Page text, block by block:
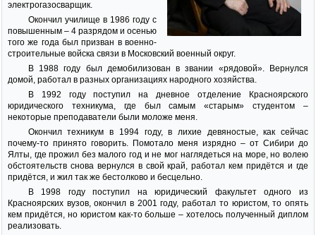
электрогазосварщик.
Окончил училище в 1986 году с
повышенным – 4 разрядом и осенью
того же года был призван в военно-
строительные войска связи в Московский военный округ.
В 1988 году был демобилизован в звании «рядовой». Вернулся
домой, работал в разных организациях народного хозяйства.
В 1992 году поступил на дневное отделение Красноярского
юридического техникума, где был самым «старым» студентом –
некоторые преподаватели были моложе меня.
Окончил техникум в 1994 году, в лихие девяностые, как сейчас
почему-то принято говорить. Помотало меня изрядно – от Сибири до
Ялты, где прожил без малого год и не мог наглядеться на море, но волею
обстоятельств снова вернулся в свой край, работал кем придётся и где
придётся, и жил так же бестолково и бесцельно.
В 1998 году поступил на юридический факультет одного из
Красноярских вузов, окончил в 2001 году, работал то юристом, то опять
кем придётся, но юристом как-то больше – хотелось полученный диплом
реализовать.